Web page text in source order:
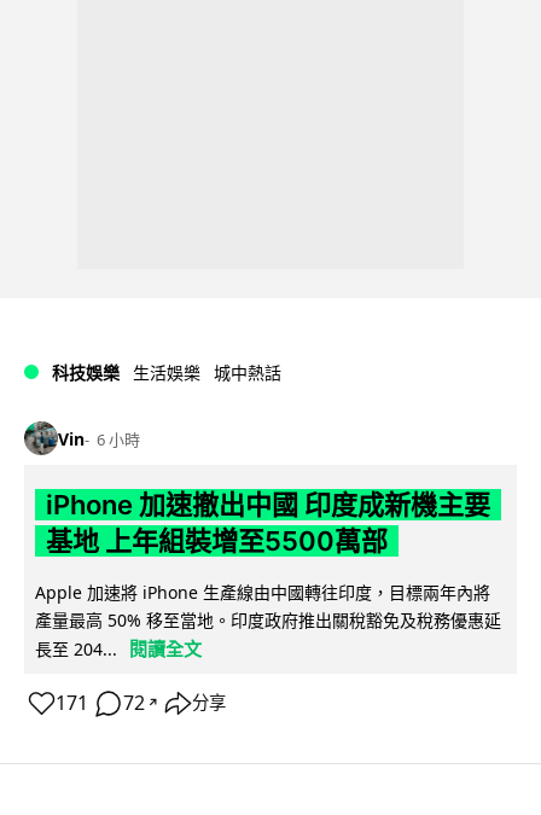
科技娛樂 生活娛樂 城中熱話
Vin 6 小時
iPhone 加速撤出中國 印度成新機主要
基地 上年組裝增至5500萬部
Apple 加速將 iPhone 生產線由中國轉往印度，目標兩年內將
產量最高 50% 移至當地。印度政府推出關稅豁免及稅務優惠延
長至 204...
閱讀全文
171 72 ↗ 分享